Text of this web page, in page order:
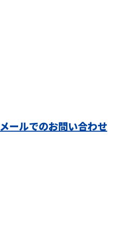
メールでのお問い合わせ